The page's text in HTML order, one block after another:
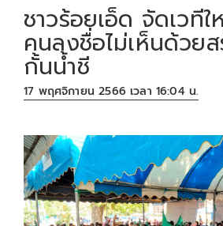
ชาวร้อยเอ็ด จัดเวที
คนลงชื่อไม่เห็นด้วยส
กั้นน้ำชี
17 พฤศจิกายน 2566 เวลา 16:04 น.